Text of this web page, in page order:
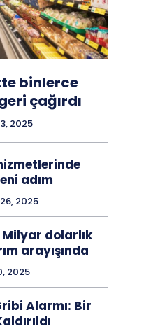
binlerce
çağırdı
2025
adım
2025
Milyar dolarlık
arayışında
2025
Alarmı: Bir